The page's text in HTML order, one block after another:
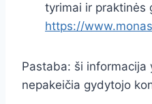
tyrimai ir praktinės
https://
Pastaba: ši informacija
nepakeičia gydytojo